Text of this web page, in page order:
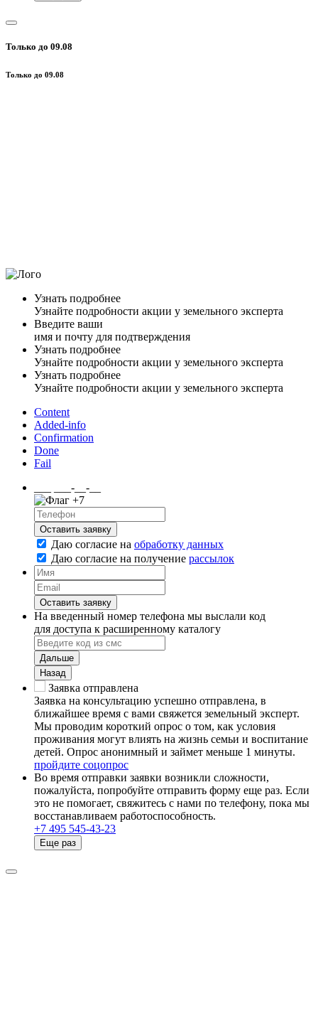
Только до 09.08
Только до 09.08
Узнать подробнее
Узнайте подробности акции у земельного эксперта
Введите ваши
имя и почту для подтверждения
Узнать подробнее
Узнайте подробности акции у земельного эксперта
Узнать подробнее
Узнайте подробности акции у земельного эксперта
Content
Added-info
Confirmation
Done
Fail
___ ___-__-__
+7
Оставить заявку
Даю согласие на обработку данных
Даю согласие на получение рассылок
Оставить заявку
На введенный номер телефона мы выслали код
для доступа к расширенному каталогу
Дальше
Назад
Заявка отправлена
Заявка на консультацию успешно отправлена, в
ближайшее время с вами свяжется земельный эксперт.
Мы проводим короткий опрос о том, как условия
проживания могут влиять на жизнь семьи и воспитание
детей. Опрос анонимный и займет меньше 1 минуты.
пройдите соцопрос
Во время отправки заявки возникли сложности,
пожалуйста, попробуйте отправить форму еще раз. Если
это не помогает, свяжитесь с нами по телефону, пока мы
восстанавливаем работоспособность.
+7 495 545-43-23
Еще раз